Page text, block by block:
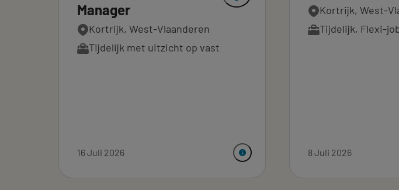
Manager
Kortrijk, West-Vlaanderen
Tijdelijk met uitzicht op vast
16 Juli 2026
Kortrijk, West-
Tijdelijk, Flexi-
8 Juli 2026